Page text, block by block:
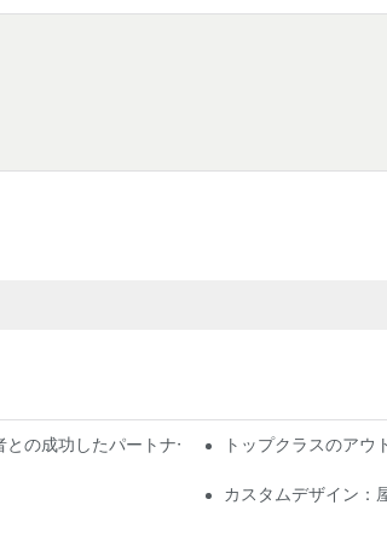
の成功したパートナーシップトップクラスのアウ
カスタムデザイン：